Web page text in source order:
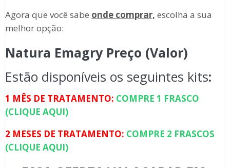
Agora que você sabe onde comprar, escolha a sua
melhor opção:
Natura Emagry Preço (Valor)
Estão disponíveis os seguintes kits:
1 MÊS DE TRATAMENTO: COMPRE 1 FRASCO
(CLIQUE AQUI)
2 MESES DE TRATAMENTO: COMPRE 2 FRASCOS
(CLIQUE AQUI)